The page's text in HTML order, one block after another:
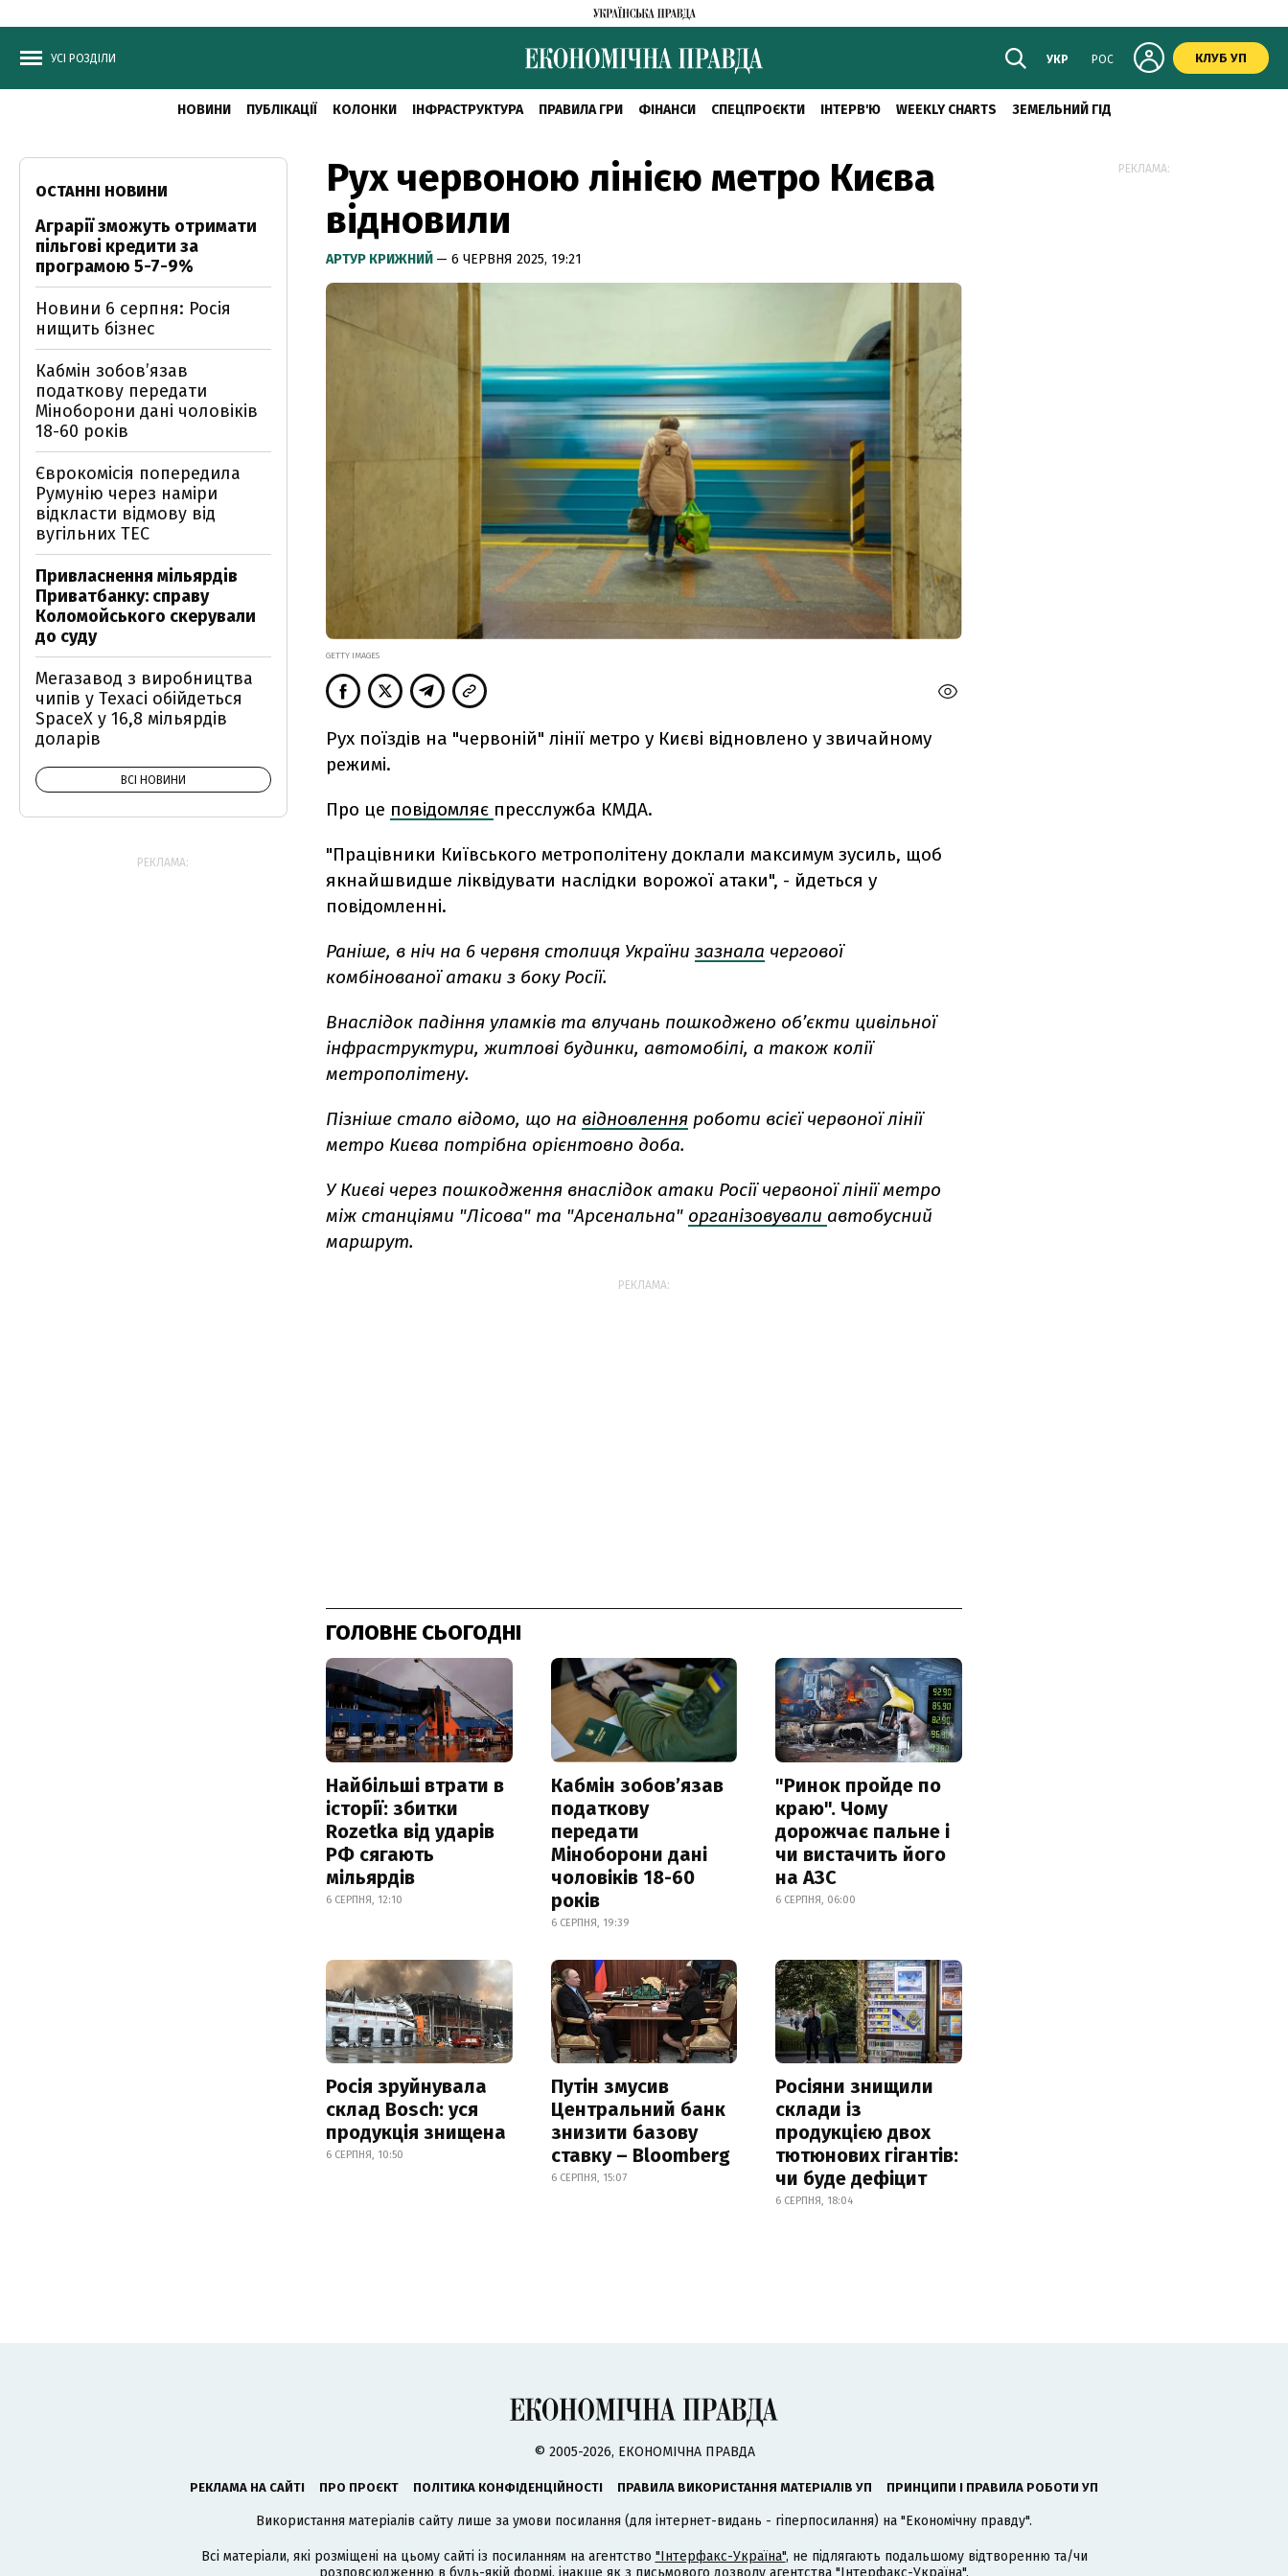
УСІ РОЗДІЛИ УКР РОС КЛУБ УП
НОВИНИ ПУБЛІКАЦІЇ КОЛОНКИ ІНФРАСТРУКТУРА ПРАВИЛА ГРИ ФІНАНСИ СПЕЦПРОЄКТИ ІНТЕРВ'Ю WEEKLY CHARTS ЗЕМЕЛЬНИЙ ГІД
Рух червоною лінією метро Києва
відновили
АРТУР КРИЖНИЙ — 6 ЧЕРВНЯ 2025, 19:21
GETTY IMAGES
Рух поїздів на "червоній" лінії метро у Києві відновлено у звичайному
режимі.
Про це повідомляє пресслужба КМДА.
"Працівники Київського метрополітену доклали максимум зусиль, щоб
якнайшвидше ліквідувати наслідки ворожої атаки", - йдеться у
повідомленні.
Раніше, в ніч на 6 червня столиця України зазнала чергової
комбінованої атаки з боку Росії.
Внаслідок падіння уламків та влучань пошкоджено об’єкти цивільної
інфраструктури, житлові будинки, автомобілі, а також колії
метрополітену.
Пізніше стало відомо, що на відновлення роботи всієї червоної лінії
метро Києва потрібна орієнтовно доба.
У Києві через пошкодження внаслідок атаки Росії червоної лінії метро
між станціями "Лісова" та "Арсенальна" організовували автобусний
маршрут.
РЕКЛАМА:
ГОЛОВНЕ СЬОГОДНІ
Найбільші втрати в
історії: збитки
Rozetka від ударів
РФ сягають
мільярдів
6 СЕРПНЯ, 12:10
Кабмін зобовʼязав
податкову
передати
Міноборони дані
чоловіків 18-60
років
6 СЕРПНЯ, 19:39
"Ринок пройде по
краю". Чому
дорожчає пальне і
чи вистачить його
на АЗС
6 СЕРПНЯ, 06:00
Росія зруйнувала
склад Bosch: уся
продукція знищена
6 СЕРПНЯ, 10:50
Путін змусив
Центральний банк
знизити базову
ставку – Bloomberg
6 СЕРПНЯ, 15:07
Росіяни знищили
склади із
продукцією двох
тютюнових гігантів:
чи буде дефіцит
6 СЕРПНЯ, 18:04
ОСТАННІ НОВИНИ
Аграрії зможуть отримати
пільгові кредити за
програмою 5-7-9%
Новини 6 серпня: Росія
нищить бізнес
Кабмін зобовʼязав
податкову передати
Міноборони дані чоловіків
18-60 років
Єврокомісія попередила
Румунію через наміри
відкласти відмову від
вугільних ТЕС
Привласнення мільярдів
Приватбанку: справу
Коломойського скерували
до суду
Мегазавод з виробництва
чипів у Техасі обійдеться
SpaceX у 16,8 мільярдів
доларів
ВСІ НОВИНИ
РЕКЛАМА:
РЕКЛАМА:
© 2005-2026, ЕКОНОМІЧНА ПРАВДА
РЕКЛАМА НА САЙТІ ПРО ПРОЄКТ ПОЛІТИКА КОНФІДЕНЦІЙНОСТІ ПРАВИЛА ВИКОРИСТАННЯ МАТЕРІАЛІВ УП ПРИНЦИПИ І ПРАВИЛА РОБОТИ УП
Використання матеріалів сайту лише за умови посилання (для інтернет-видань - гіперпосилання) на "Економічну правду".
Всі матеріали, які розміщені на цьому сайті із посиланням на агентство "Інтерфакс-Україна", не підлягають подальшому відтворенню та/чи